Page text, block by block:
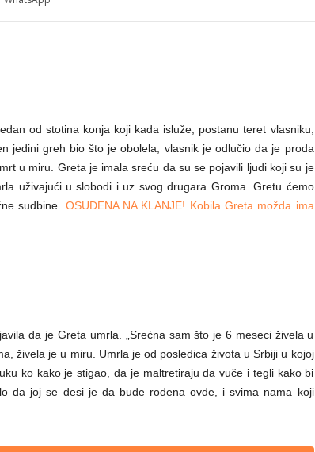
od stotina konja koji kada isluže, postanu teret vlasniku,
jedini greh bio što je obolela, vlasnik je odlučio da je proda
u miru. Greta je imala sreću da su se pojavili ljudi koji su je
uživajući u slobodi i uz svog drugara Groma. Gretu ćemo
sudbine. OSUĐENA NA KLANJE! Kobila Greta možda ima
da je Greta umrla. „Srećna sam što je 6 meseci živela u
živela je u miru. Umrla je od posledica života u Srbiji u kojoj
ko kako je stigao, da je maltretiraju da vuče i tegli kako bi
da joj se desi je da bude rođena ovde, i svima nama koji